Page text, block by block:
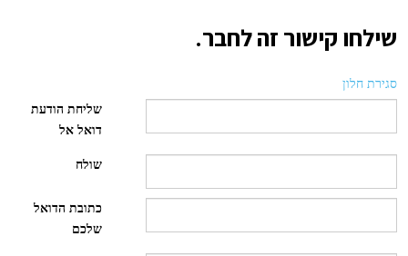
שילחו קישור זה לחבר.
סגירת חלון
שליחת הודעת
דואל אל
שולח
כתובת הדואל
שלכם